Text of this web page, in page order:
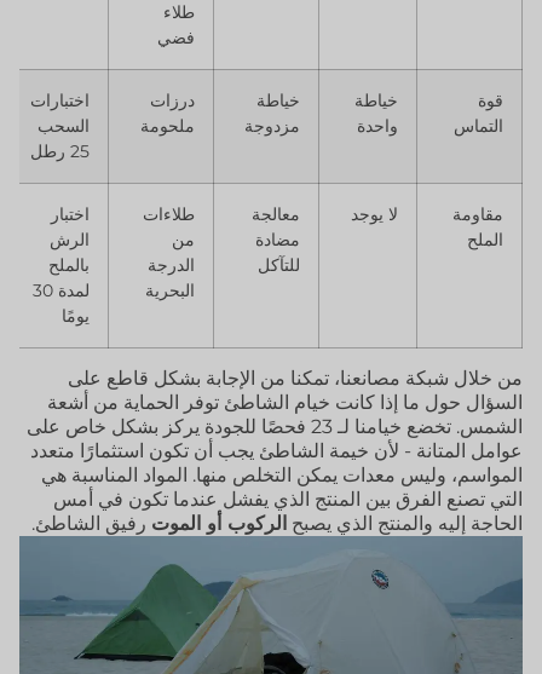
طلاء
فضي
قوة
التماس
خياطة
واحدة
خياطة
مزدوجة
درزات
ملحومة
اختبارات
السحب
25 رطل
مقاومة
الملح
لا يوجد
معالجة
مضادة
للتآكل
طلاءات
من
الدرجة
البحرية
اختبار
الرش
بالملح
لمدة 30
يومًا
من خلال شبكة مصانعنا، تمكنا من الإجابة بشكل قاطع على
السؤال حول ما إذا كانت خيام الشاطئ توفر الحماية من أشعة
الشمس. تخضع خيامنا لـ 23 فحصًا للجودة يركز بشكل خاص على
عوامل المتانة - لأن خيمة الشاطئ يجب أن تكون استثمارًا متعدد
المواسم، وليس معدات يمكن التخلص منها. المواد المناسبة هي
التي تصنع الفرق بين المنتج الذي يفشل عندما تكون في أمس
الحاجة إليه والمنتج الذي يصبح الركوب أو الموت رفيق الشاطئ.